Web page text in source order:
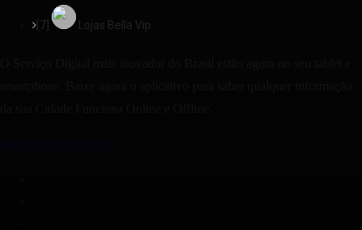
[7] Lojas Bella Vip